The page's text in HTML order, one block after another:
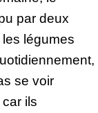
par deux
légumes
se voir
ils